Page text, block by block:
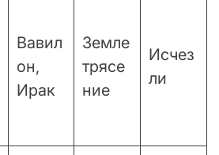
Вавил
он,
Ирак
Земле
трясе
ние
Исчез
ли